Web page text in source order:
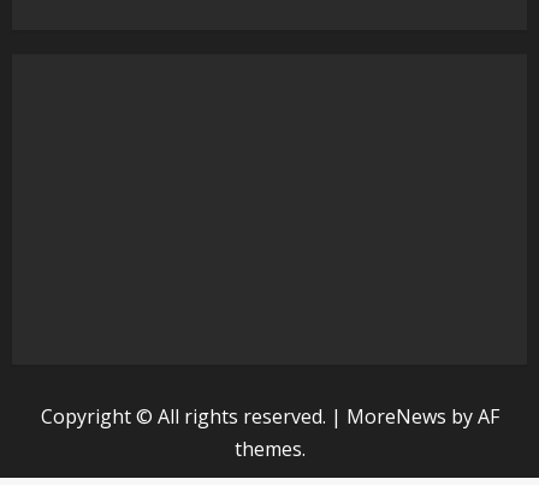
Copyright © All rights reserved. | MoreNews by AF
themes.